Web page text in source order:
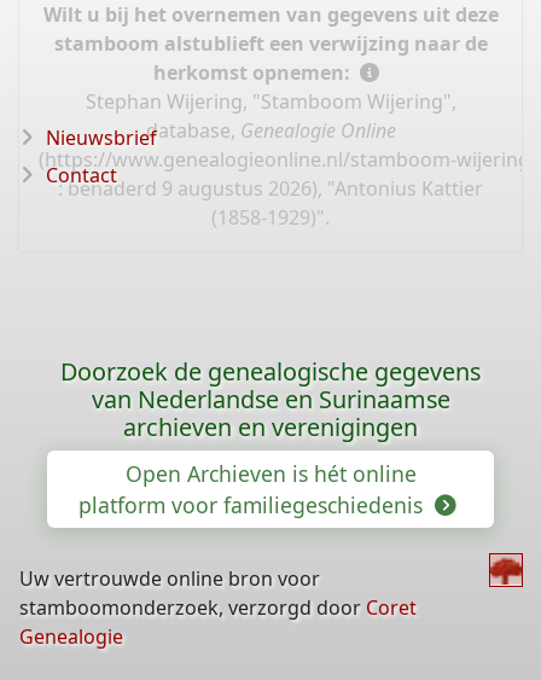
Wilt u bij het overnemen van gegevens uit deze
stamboom alstublieft een verwijzing naar de
herkomst opnemen:
Stephan Wijering, "Stamboom Wijering",
database, Genealogie Online
(https://www.genealogieonline.nl/stamboom-wijering/
: benaderd 9 augustus 2026), "Antonius Kattier
(1858-1929)".
Nieuwsbrief
Contact
Doorzoek de genealogische gegevens
van Nederlandse en Surinaamse
archieven en verenigingen
Open Archieven is hét online
platform voor familiegeschiedenis
Uw vertrouwde online bron voor
stamboomonderzoek, verzorgd door Coret
Genealogie